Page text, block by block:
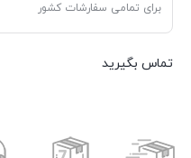
برای تمامی سفارشات کشور
تماس بگیرید